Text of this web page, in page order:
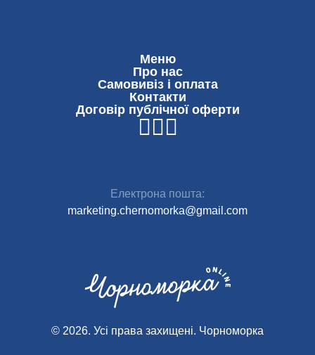
Меню
Про нас
Самовивіз і оплата
Контакти
Договір публічної оферти
Електрона пошта:
marketing.chernomorka@gmail.com
© 2026. Усі права захищені. Чoрноморка